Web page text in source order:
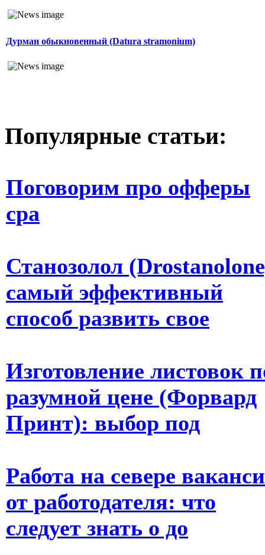
Дурман обыкновенный (Datura stramonium)
Популярные статьи:
Поговорим про офферы
cpa
Станозолол
самый эффективный
способ развить свое
Изготовление листовок
разумной цене (Форвард
Принт): выбор под
Работа на севере
от работодателя: что
следует знать о до